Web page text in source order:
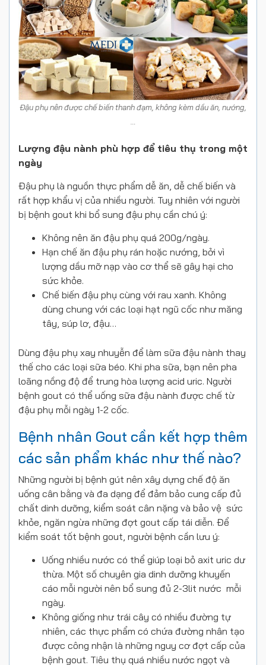
Đậu phụ nên được chế biến thanh đạm, không kèm dầu ăn, nướng,
…
Lượng đậu nành phù hợp để tiêu thụ trong một
ngày
Đậu phụ là nguồn thực phẩm dễ ăn, dễ chế biến và
rất hợp khẩu vị của nhiều người. Tuy nhiên với người
bị bệnh gout khi bổ sung đậu phụ cần chú ý:
Không nên ăn đậu phụ quá 200g/ngày.
Hạn chế ăn đậu phụ rán hoặc nướng, bởi vì
lượng dầu mỡ nạp vào cơ thể sẽ gây hại cho
sức khỏe.
Chế biến đậu phụ cùng với rau xanh. Không
dùng chung với các loại hạt ngũ cốc như măng
tây, súp lơ, đậu…
Dùng đậu phụ xay nhuyễn để làm sữa đậu nành thay
thế cho các loại sữa béo. Khi pha sữa, bạn nên pha
loãng nồng độ để trung hòa lượng acid uric. Người
bệnh gout có thể uống sữa đậu nành được chế từ
đậu phụ mỗi ngày 1-2 cốc.
Bệnh nhân Gout cần kết hợp thêm
các sản phẩm khác như thế nào?
Những người bị bệnh gút nên xây dựng chế độ ăn
uống cân bằng và đa dạng để đảm bảo cung cấp đủ
chất dinh dưỡng, kiểm soát cân nặng và bảo vệ sức
khỏe, ngăn ngừa những đợt gout cấp tái diễn. Để
kiểm soát tốt bệnh gout, người bệnh cần lưu ý:
Uống nhiều nước có thể giúp loại bỏ axit uric dư
thừa. Một số chuyên gia dinh dưỡng khuyến
cáo mỗi người nên bổ sung đủ 2-3lit nước mỗi
ngày.
Không giống như trái cây có nhiều đường tự
nhiên, các thực phẩm có chứa đường nhân tạo
được công nhận là những nguy cơ đợt cấp của
bệnh gout. Tiêu thụ quá nhiều nước ngọt và